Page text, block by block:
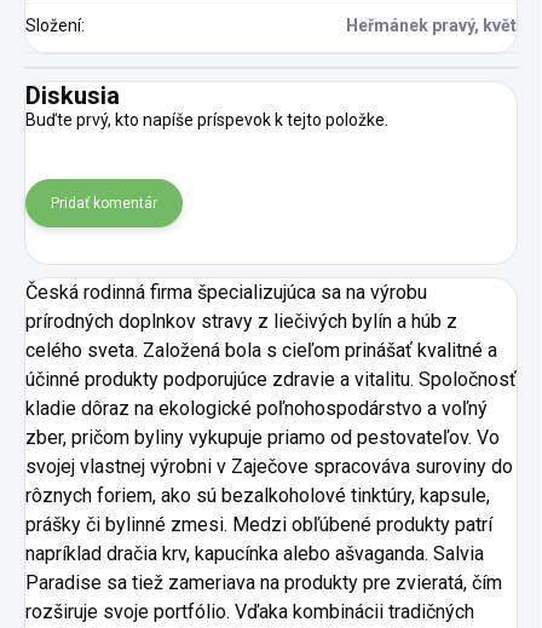
Složení: Heřmánek pravý, květ
Diskusia
Buďte prvý, kto napíše príspevok k tejto položke.
Pridať komentár
Česká rodinná firma špecializujúca sa na výrobu
prírodných doplnkov stravy z liečivých bylín a húb z
celého sveta. Založená bola s cieľom prinášať kvalitné a
účinné produkty podporujúce zdravie a vitalitu. Spoločnosť
kladie dôraz na ekologické poľnohospodárstvo a voľný
zber, pričom byliny vykupuje priamo od pestovateľov. Vo
svojej vlastnej výrobni v Zaječove spracováva suroviny do
rôznych foriem, ako sú bezalkoholové tinktúry, kapsule,
prášky či bylinné zmesi. Medzi obľúbené produkty patrí
napríklad dračia krv, kapucínka alebo ašvaganda. Salvia
Paradise sa tiež zameriava na produkty pre zvieratá, čím
rozširuje svoje portfólio. Vďaka kombinácii tradičných